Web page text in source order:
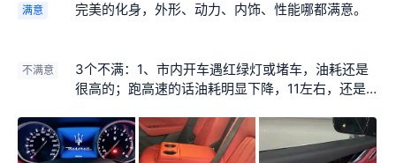
满意 完美的化身，外形、动力、内饰、性能哪都满意。
不满意
3个不满：1、市内开车遇红绿灯或堵车，油耗还是
很高的；跑高速的话油耗明显下降，11左右，还是
加速的时候会有点阀门震动的杂音。3、雨刷，虽然
是感应的，但很不到位，这个有待改进。